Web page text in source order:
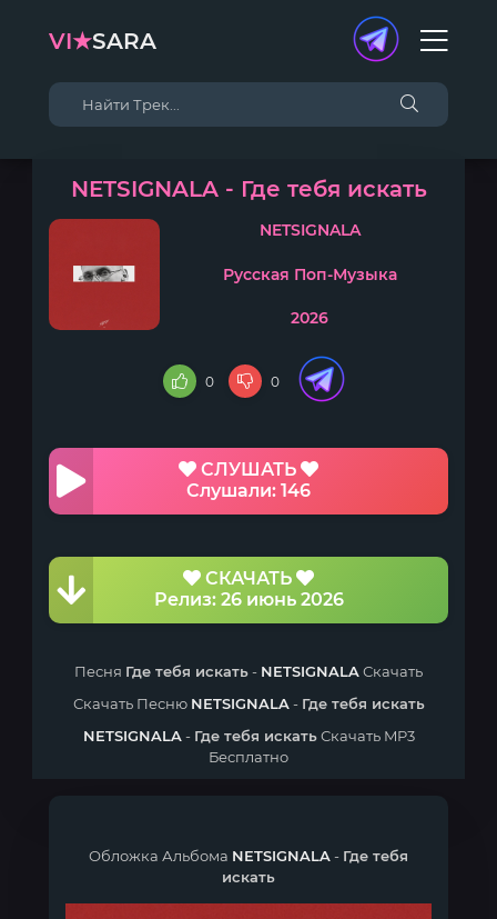
VI★SARA
NETSIGNALA - Где тебя искать
NETSIGNALA
Русская Поп-Музыка
2026
0 0
СЛУШАТЬ
Слушали: 146
СКАЧАТЬ
Релиз: 26 июнь 2026
Песня Где тебя искать- NETSIGNALAСкачать
Скачать Песню NETSIGNALA- Где тебя искать
NETSIGNALA- Где тебя искатьСкачать MP3
Бесплатно
Обложка Альбома NETSIGNALA- Где тебя
искать